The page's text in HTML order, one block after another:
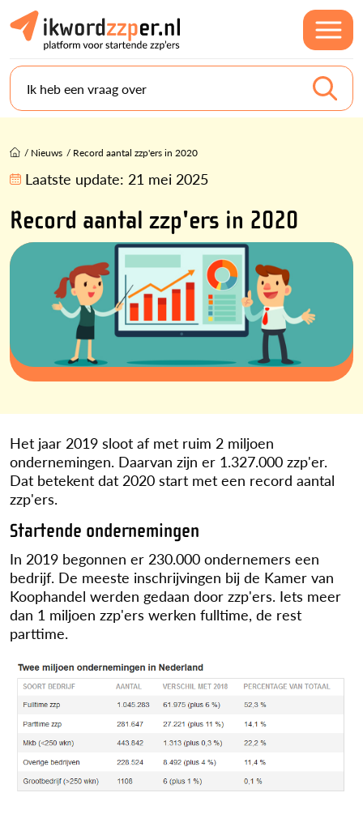
Ik heb een vraag over
/ Nieuws / Record aantal zzp'ers in 2020
Laatste update: 21 mei 2025
Record aantal zzp'ers in 2020
Het jaar 2019 sloot af met ruim 2 miljoen
ondernemingen. Daarvan zijn er 1.327.000 zzp'er.
Dat betekent dat 2020 start met een record aantal
zzp'ers.
Startende ondernemingen
In 2019 begonnen er 230.000 ondernemers een
bedrijf. De meeste inschrijvingen bij de Kamer van
Koophandel werden gedaan door zzp'ers. Iets meer
dan 1 miljoen zzp'ers werken fulltime, de rest
parttime.